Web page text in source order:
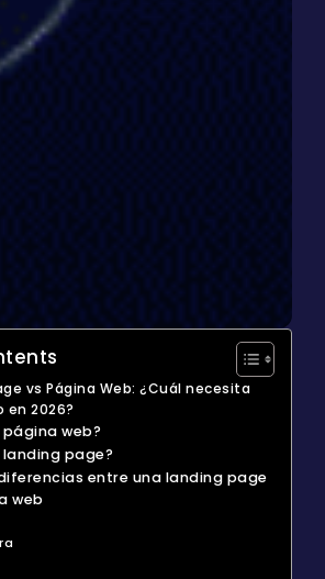
vs Página Web: ¿Cuál necesita
en 2026?
página web?
landing page?
entre una landing page
web